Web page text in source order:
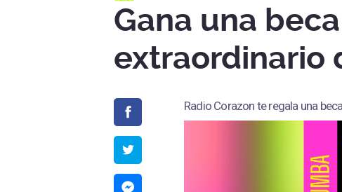
Gana una
extraordinario
Radio Corazon te regala una